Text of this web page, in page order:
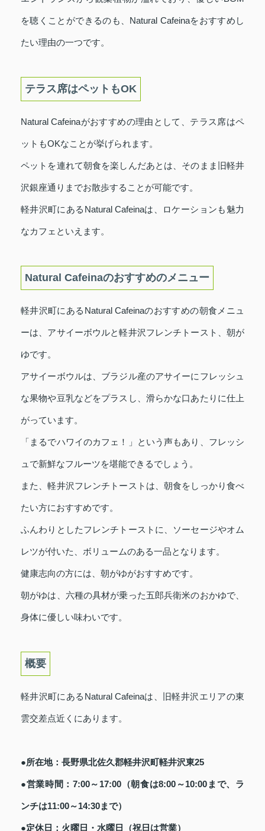
を聴くことができるのも、Natural Cafeinaをおすすめし
たい理由の一つです。
テラス席はペットもOK
Natural Cafeinaがおすすめの理由として、テラス席はペ
ットもOKなことが挙げられます。
ペットを連れて朝食を楽しんだあとは、そのまま旧軽井
沢銀座通りまでお散歩することが可能です。
軽井沢町にあるNatural Cafeinaは、ロケーションも魅力
なカフェといえます。
Natural Cafeinaのおすすめのメニュー
軽井沢町にあるNatural Cafeinaのおすすめの朝食メニュ
ーは、アサイーボウルと軽井沢フレンチトースト、朝が
ゆです。
アサイーボウルは、ブラジル産のアサイーにフレッシュ
な果物や豆乳などをプラスし、滑らかな口あたりに仕上
がっています。
「まるでハワイのカフェ！」という声もあり、フレッシ
ュで新鮮なフルーツを堪能できるでしょう。
また、軽井沢フレンチトーストは、朝食をしっかり食べ
たい方におすすめです。
ふんわりとしたフレンチトーストに、ソーセージやオム
レツが付いた、ボリュームのある一品となります。
健康志向の方には、朝がゆがおすすめです。
朝がゆは、六種の具材が乗った五郎兵衛米のおかゆで、
身体に優しい味わいです。
概要
軽井沢町にあるNatural Cafeinaは、旧軽井沢エリアの東
雲交差点近くにあります。
●所在地：長野県北佐久郡軽井沢町軽井沢東25
●営業時間：7:00～17:00（朝食は8:00～10:00まで、ラ
ンチは11:00～14:30まで）
●定休日：火曜日・水曜日（祝日は営業）